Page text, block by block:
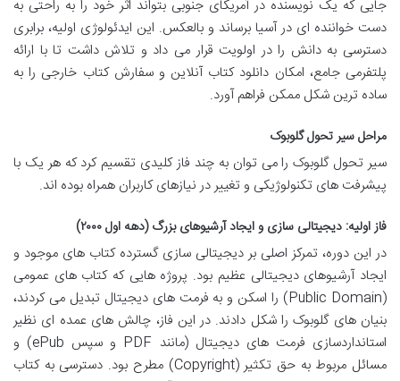
جایی که یک نویسنده در آمریکای جنوبی بتواند اثر خود را به راحتی به
دست خواننده ای در آسیا برساند و بالعکس. این ایدئولوژی اولیه، برابری
دسترسی به دانش را در اولویت قرار می داد و تلاش داشت تا با ارائه
پلتفرمی جامع، امکان دانلود کتاب آنلاین و سفارش کتاب خارجی را به
ساده ترین شکل ممکن فراهم آورد.
مراحل سیر تحول گلوبوک
سیر تحول گلوبوک را می توان به چند فاز کلیدی تقسیم کرد که هر یک با
پیشرفت های تکنولوژیکی و تغییر در نیازهای کاربران همراه بوده اند.
فاز اولیه: دیجیتالی سازی و ایجاد آرشیوهای بزرگ (دهه اول ۲۰۰۰)
در این دوره، تمرکز اصلی بر دیجیتالی سازی گسترده کتاب های موجود و
ایجاد آرشیوهای دیجیتالی عظیم بود. پروژه هایی که کتاب های عمومی
(Public Domain) را اسکن و به فرمت های دیجیتال تبدیل می کردند،
بنیان های گلوبوک را شکل دادند. در این فاز، چالش های عمده ای نظیر
استانداردسازی فرمت های دیجیتال (مانند PDF و سپس ePub) و
مسائل مربوط به حق تکثیر (Copyright) مطرح بود. دسترسی به کتاب